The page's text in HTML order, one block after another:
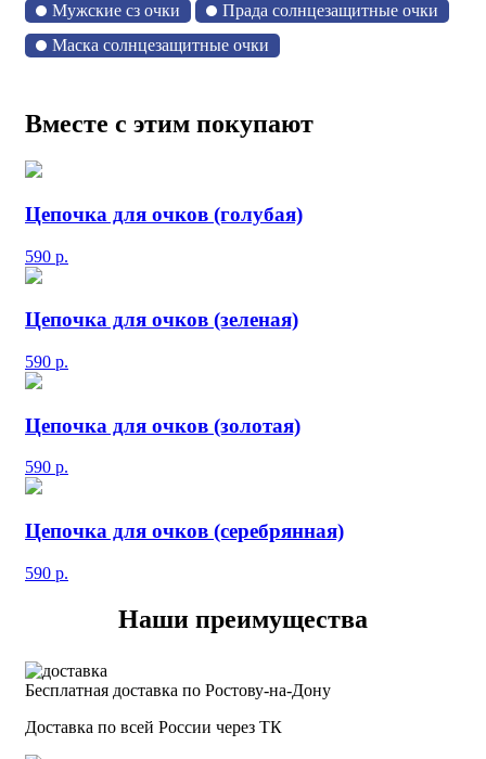
Мужские сз очки
Прада солнцезащитные очки
Маска солнцезащитные очки
Вместе с этим покупают
Цепочка для очков (голубая)
590 р.
Цепочка для очков (зеленая)
590 р.
Цепочка для очков (золотая)
590 р.
Цепочка для очков (серебрянная)
590 р.
Наши преимущества
Бесплатная доставка по Ростову-на-Дону
Доставка по всей России через ТК